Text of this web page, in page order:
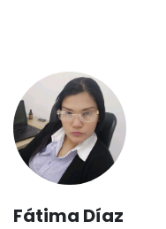
Fátima Díaz